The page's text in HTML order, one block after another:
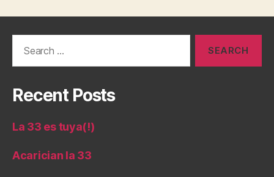
Recent Posts
La 33 es tuya(!)
Acarician la 33